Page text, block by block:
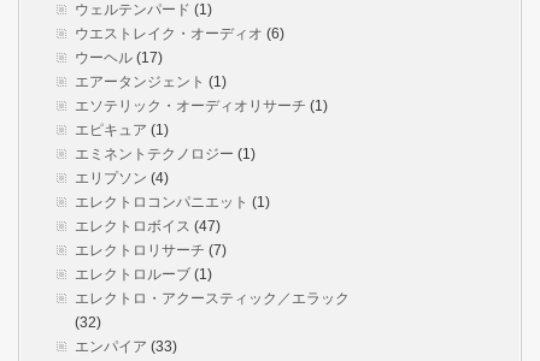
ウェルテンパード (1)
ウエストレイク・オーディオ (6)
ウーヘル (17)
エアータンジェント (1)
エソテリック・オーディオリサーチ (1)
エピキュア (1)
エミネントテクノロジー (1)
エリプソン (4)
エレクトロコンパニエット (1)
エレクトロボイス (47)
エレクトロリサーチ (7)
エレクトロルーブ (1)
エレクトロ・アクースティック／エラック
(32)
エンパイア (33)